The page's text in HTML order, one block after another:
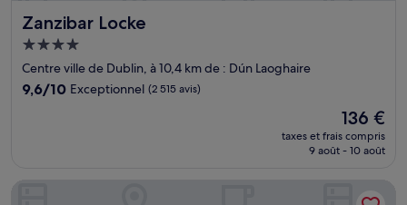
Zanzibar Locke
Zanzibar Locke
Hébergement
4.0 étoiles
Centre ville de Dublin, à 10,4 km de : Dún Laoghaire
9.6
9,6/10 Exceptionnel (2 515 avis)
Le
nouveau
prix
de
136 €
136 €
taxes et frais compris
9 août - 10 août